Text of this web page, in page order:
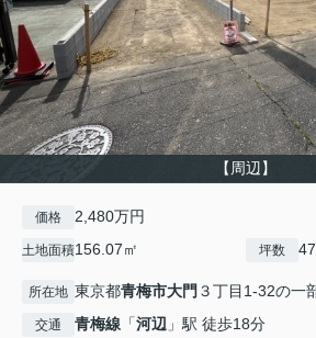
【周辺】
価格 2,480万円
土地面積156.07㎡ 坪数
所在地 東京都青梅市大門 ３丁目1-32の一
交通 青梅線 「河辺 」駅 徒歩18分